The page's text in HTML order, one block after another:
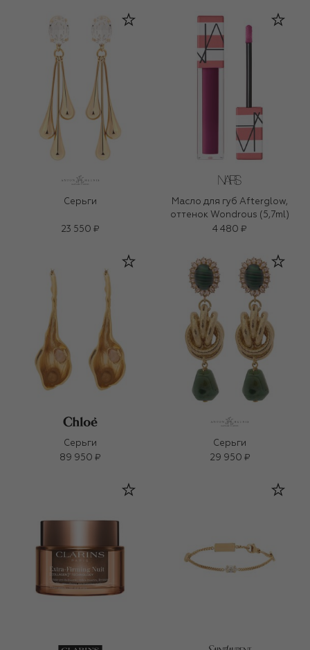
Серьги
23 550 ₽
Масло для губ Afterglow,
оттенок Wondrous (5,7ml)
4 480 ₽
Серьги
89 950 ₽
Серьги
29 950 ₽